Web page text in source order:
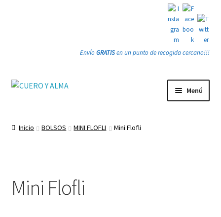
EnvíoGRATISen un punto de recogida cercano!!!
Ir
Ir
Menú
Gracias
Inicio BOLSOS MINI FLOFLI Mini Flofli
Mini Flofli